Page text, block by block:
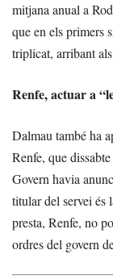
mitjana anual a
que en els primers
triplicat, arribant
Renfe, actuar a
Dalmau també ha
Renfe, que
Govern havia
titular del servei és
presta, Renfe, no
ordres del govern